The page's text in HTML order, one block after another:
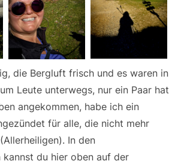
die Bergluft frisch und es waren in
Leute unterwegs, nur ein Paar hat
angekommen, habe ich ein
für alle, die nicht mehr
In den
kannst du hier oben auf der